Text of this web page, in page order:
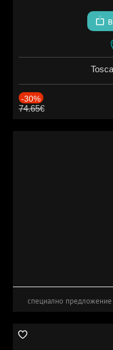
-30%
74.65€
специално предложение